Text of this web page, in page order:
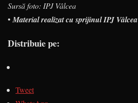
Sursă foto: IPJ Vâlcea
•Material realizat cu sprijinul IPJ Vâlcea
Distribuie pe:
Tweet